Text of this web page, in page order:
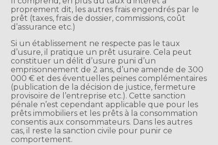
proprement dit, les autres frais engendrés par le
prêt (taxes, frais de dossier, commissions, coût
d’assurance etc.)
Si un établissement ne respecte pas le taux
d’usure, il pratique un prêt usuraire. Cela peut
constituer un délit d’usure puni d’un
emprisonnement de 2 ans, d’une amende de 300
000 € et des éventuelles peines complémentaires
(publication de la décision de justice, fermeture
provisoire de l’entreprise etc.). Cette sanction
pénale n’est cependant applicable que pour les
prêts immobiliers et les prêts à la consommation
consentis aux consommateurs. Dans les autres
cas, il reste la sanction civile pour punir ce
comportement.